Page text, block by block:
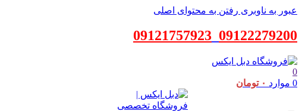
عبور به ناوبری رفتن به محتوای اصلی
09122279200
09121757923
0
0 موارد ۰ تومان